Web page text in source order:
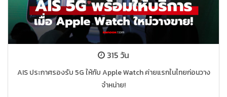
315 วัน
AIS ประกาศรองรับ 5G ให้กับ Apple Watch ค่ายแรกในไทยก่อนวาง
จำหน่าย!